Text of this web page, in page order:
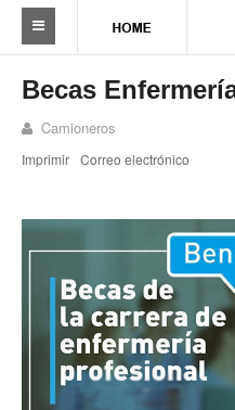
Sindicato
Reseña histórica
Autoridades
Seccionales
Ramas por actividad
Camioneros solidarios
Galería de Delegaciones y
Becas
Camioneros
Imprimir Correo electrónico